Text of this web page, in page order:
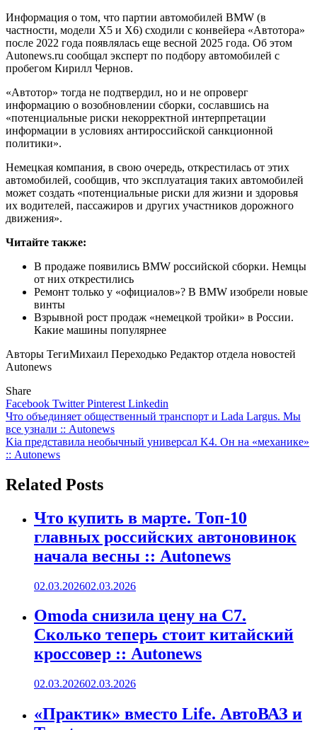
Информация о том, что партии автомобилей BMW (в
частности, модели X5 и X6) сходили с конвейера «Автотора»
после 2022 года появлялась еще весной 2025 года. Об этом
Autonews.ru сообщал эксперт по подбору автомобилей с
пробегом Кирилл Чернов.
«Автотор» тогда не подтвердил, но и не опроверг
информацию о возобновлении сборки, сославшись на
«потенциальные риски некорректной интерпретации
информации в условиях антироссийской санкционной
политики».
Немецкая компания, в свою очередь, открестилась от этих
автомобилей, сообщив, что эксплуатация таких автомобилей
может создать «потенциальные риски для жизни и здоровья
их водителей, пассажиров и других участников дорожного
движения».
Читайте также:
В продаже появились BMW российской сборки. Немцы
от них открестились
Ремонт только у «официалов»? В BMW изобрели новые
винты
Взрывной рост продаж «немецкой тройки» в России.
Какие машины популярнее
Авторы ТегиМихаил Переходько Редактор отдела новостей
Autonews
Share
Facebook TwitterPinterest Linkedin
Навигация
по
записям
Что объединяет общественный транспорт и Lada Largus. Мы
все узнали :: Autonews
Kia представила необычный универсал K4. Он на «механике»
:: Autonews
Related Posts
Что купить в марте. Топ-10
главных российских автоновинок
начала весны :: Autonews
02.03.202602.03.2026
Omoda снизила цену на C7.
Сколько теперь стоит китайский
кроссовер :: Autonews
02.03.202602.03.2026
«Практик» вместо Life. АвтоВАЗ и